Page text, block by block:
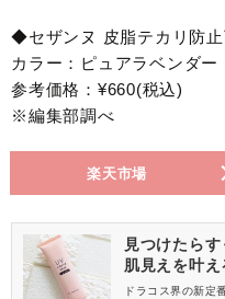
◆セザンヌ 皮脂テカリ防
カラー：ピュアラベンダー
参考価格：¥660(税込)
※編集部調べ
楽天市場
見つけたら
肌見えを叶え
ドラコス界の新定